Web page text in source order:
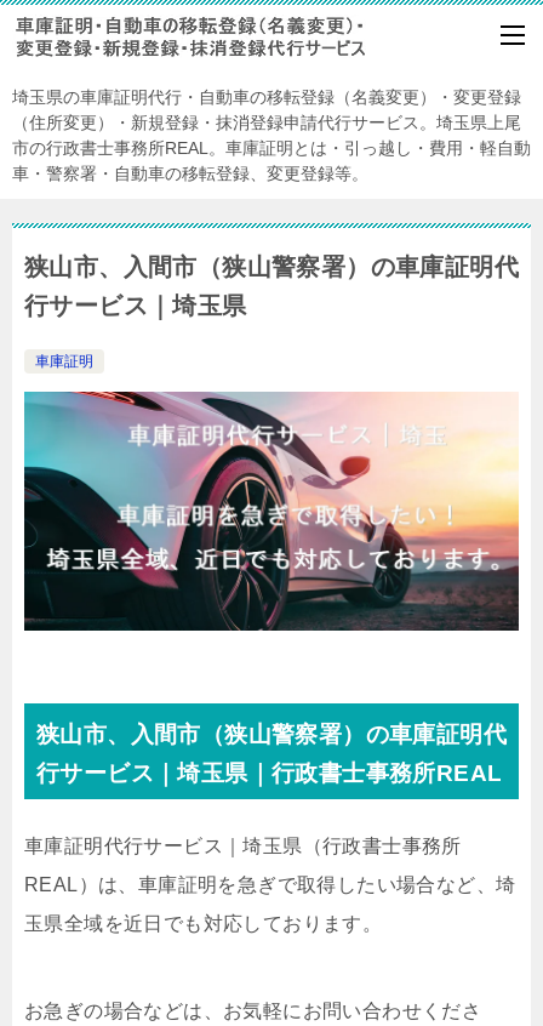
埼玉県の車庫証明代行・自動車の移転登録（名義変更）・変更登録
（住所変更）・新規登録・抹消登録申請代行サービス。埼玉県上尾
市の行政書士事務所REAL。車庫証明とは・引っ越し・費用・軽自動
車・警察署・自動車の移転登録、変更登録等。
狭山市、入間市（狭山警察署）の車庫証明代
行サービス｜埼玉県
車庫証明
狭山市、入間市（狭山警察署）の車庫証明代
行サービス｜埼玉県｜行政書士事務所REAL
車庫証明代行サービス｜埼玉県 （行政書士事務所
REAL） は、車庫証明を急ぎで取得したい場合など、埼
玉県全域を近日でも対応しております。
お急ぎの場合などは、お気軽にお問い合わせくださ